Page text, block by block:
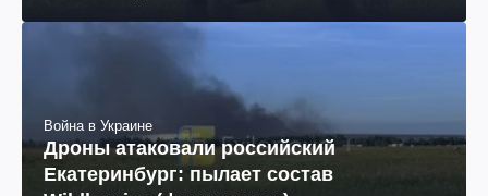
Война в Украине
Дроны атаковали российский
Екатеринбург: пылает состав